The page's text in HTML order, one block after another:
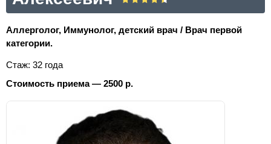
Аллерголог, Иммунолог, детский врач / Врач первой
категории.
Стаж: 32 года
Стоимость приема — 2500 р.